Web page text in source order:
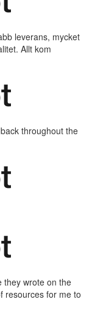
leverans, mycket
Allt kom
throughout the
they wrote on the
resources for me to